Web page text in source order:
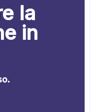
la
in